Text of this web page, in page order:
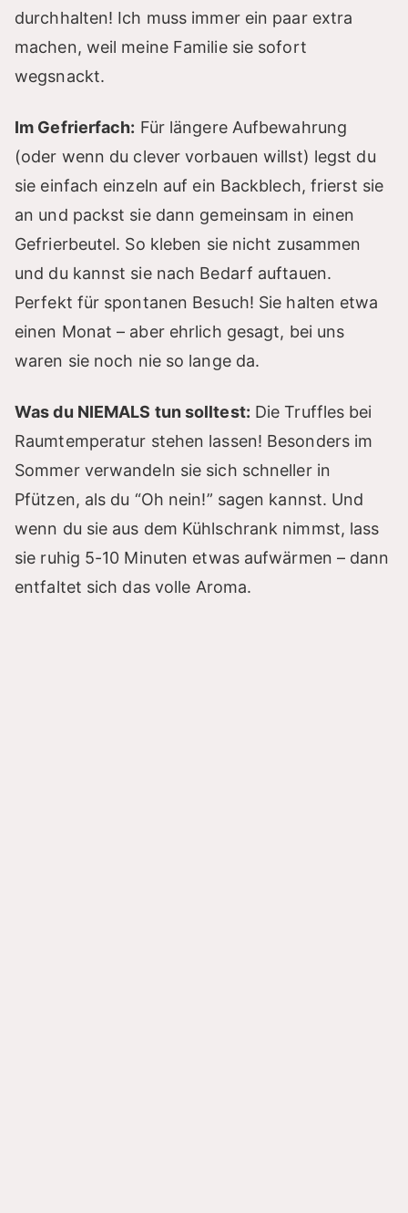
durchhalten! Ich muss immer ein paar extra
machen, weil meine Familie sie sofort
wegsnackt.
Im Gefrierfach: Für längere Aufbewahrung
(oder wenn du clever vorbauen willst) legst du
sie einfach einzeln auf ein Backblech, frierst sie
an und packst sie dann gemeinsam in einen
Gefrierbeutel. So kleben sie nicht zusammen
und du kannst sie nach Bedarf auftauen.
Perfekt für spontanen Besuch! Sie halten etwa
einen Monat – aber ehrlich gesagt, bei uns
waren sie noch nie so lange da.
Was du NIEMALS tun solltest: Die Truffles bei
Raumtemperatur stehen lassen! Besonders im
Sommer verwandeln sie sich schneller in
Pfützen, als du “Oh nein!” sagen kannst. Und
wenn du sie aus dem Kühlschrank nimmst, lass
sie ruhig 5-10 Minuten etwas aufwärmen – dann
entfaltet sich das volle Aroma.